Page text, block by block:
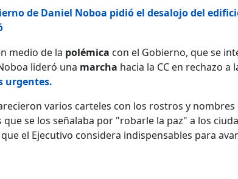
de Daniel Noboa pidió el desalojo del
medio de la polémica con el Gobierno, que se
lideró una marcha hacia la CC en rechazo
urgentes.
varios carteles con los rostros y
que se los señalaba por "robarle la paz" a los
el Ejecutivo considera indispensables para